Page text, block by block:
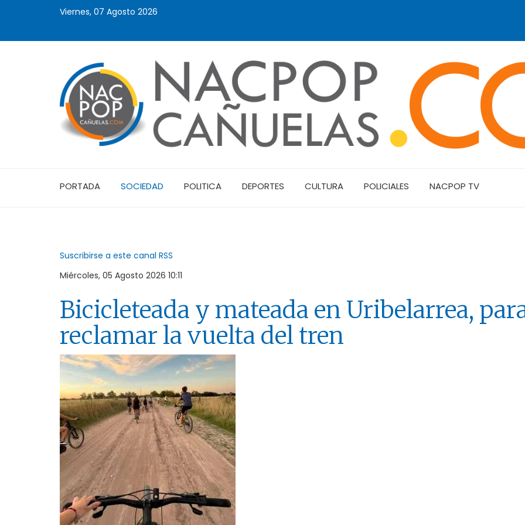
Viernes, 07 Agosto 2026
PORTADA SOCIEDAD POLITICA DEPORTES CULTURA POLICIALES NACPOP TV
Suscribirse a este canal RSS
Miércoles, 05 Agosto 2026 10:11
Bicicleteada y mateada en Uribelarrea,
reclamar la vuelta del tren